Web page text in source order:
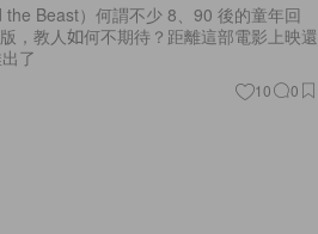
the Beast）何謂不少 8、90 後的童年回
，教人如何不期待？距離這部電影上映還
了
10 0